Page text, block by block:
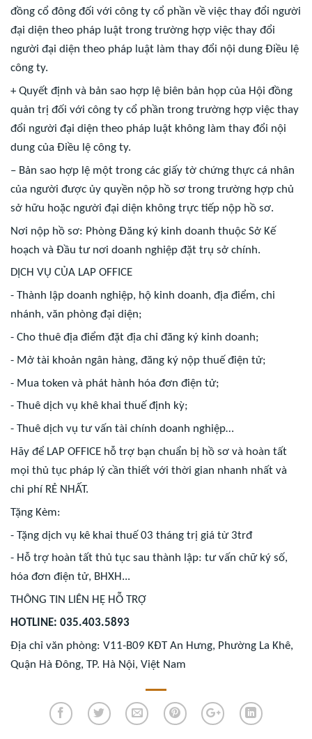
đồng cổ đông đối với công ty cổ phần về việc thay đổi người
đại diện theo pháp luật trong trường hợp việc thay đổi
người đại diện theo pháp luật làm thay đổi nội dung Điều lệ
công ty.
+ Quyết định và bản sao hợp lệ biên bản họp của Hội đồng
quản trị đối với công ty cổ phần trong trường hợp việc thay
đổi người đại diện theo pháp luật không làm thay đổi nội
dung của Điều lệ công ty.
– Bản sao hợp lệ một trong các giấy tờ chứng thực cá nhân
của người được ủy quyền nộp hồ sơ trong trường hợp chủ
sở hữu hoặc người đại diện không trực tiếp nộp hồ sơ.
Nơi nộp hồ sơ: Phòng Đăng ký kinh doanh thuộc Sở Kế
hoạch và Đầu tư nơi doanh nghiệp đặt trụ sở chính.
DỊCH VỤ CỦA LAP OFFICE
- Thành lập doanh nghiệp, hộ kinh doanh, địa điểm, chi
nhánh, văn phòng đại diện;
- Cho thuê địa điểm đặt địa chỉ đăng ký kinh doanh;
- Mở tài khoản ngân hàng, đăng ký nộp thuế điện tử;
- Mua token và phát hành hóa đơn điện tử;
- Thuê dịch vụ khê khai thuế định kỳ;
- Thuê dịch vụ tư vấn tài chính doanh nghiệp…
Hãy để LAP OFFICE hỗ trợ bạn chuẩn bị hồ sơ và hoàn tất
mọi thủ tục pháp lý cần thiết với thời gian nhanh nhất và
chi phí RẺ NHẤT.
Tặng Kèm:
- Tặng dịch vụ kê khai thuế 03 tháng trị giá từ 3trđ
- Hỗ trợ hoàn tất thủ tục sau thành lập: tư vấn chữ ký số,
hóa đơn điện tử, BHXH...
THÔNG TIN LIÊN HỆ HỖ TRỢ
HOTLINE: 035.403.5893
Địa chỉ văn phòng: V11-B09 KĐT An Hưng, Phường La Khê,
Quận Hà Đông, TP. Hà Nội, Việt Nam